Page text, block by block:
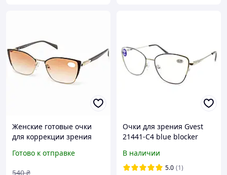
Женские готовые очки
для коррекции зрения
металлическая оправа
Готово к отправке
540 ₴
Очки для зрения Gvest
21441-C4 blue blocker
В наличии
5.0 (1)